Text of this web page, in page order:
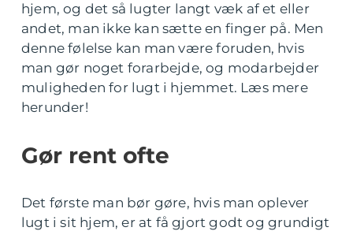
hjem, og det så lugter langt væk af et eller
andet, man ikke kan sætte en finger på. Men
denne følelse kan man være foruden, hvis
man gør noget forarbejde, og modarbejder
muligheden for lugt i hjemmet. Læs mere
herunder!
Gør rent ofte
Det første man bør gøre, hvis man oplever
lugt i sit hjem, er at få gjort godt og grundigt